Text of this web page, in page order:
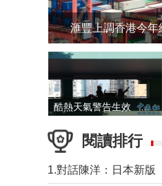
滙豐上調香港今
酷熱天氣警告生效 本港高溫持續至下周
閱讀排行